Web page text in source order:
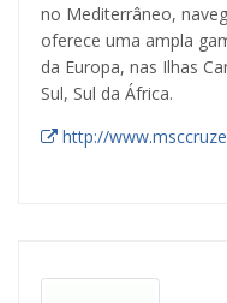
no Mediterrâneo,
oferece uma ampla
da Europa, nas Ilhas
Sul, Sul da África.
http://